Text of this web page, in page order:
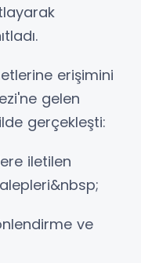
erişimini
gelen
gerçekleşti:
iletilen
ve